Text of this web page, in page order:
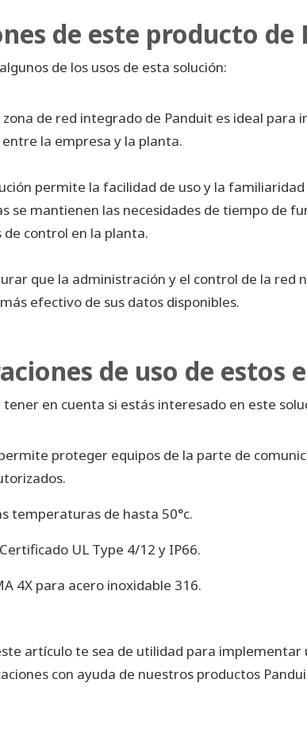
de este producto de
de los usos de esta solución:
zona de red integrado de Panduit es ideal para
la empresa y la planta.
permite la facilidad de uso y la
se mantienen las necesidades de tiempo de
control en la planta.
que la administración y el control de la red
efectivo de sus datos disponibles.
de uso de estos
en cuenta si estás interesado en este
proteger equipos de la parte de
temperaturas de hasta 50°c.
UL Type 4/12 y IP66.
4X para acero inoxidable 316.
artículo te sea de utilidad para implementar
con ayuda de nuestros productos